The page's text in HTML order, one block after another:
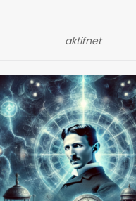
aktifnet